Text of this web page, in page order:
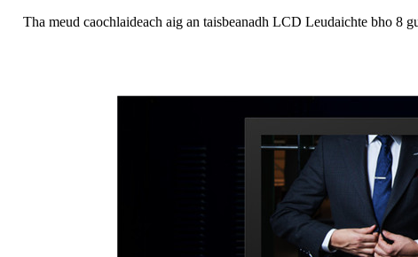
Tha meud caochlaideach aig an taisbeanadh LCD Leudaichte bho 8